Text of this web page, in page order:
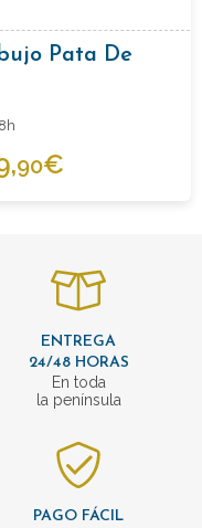
Pata De
90€
ENTREGA
24/48 HORAS
En toda
la península
PAGO FÁCIL